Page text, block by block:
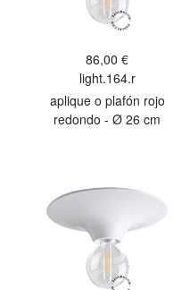
86,00 €
light.164.r
aplique o plafón rojo
redondo - Ø 26 cm